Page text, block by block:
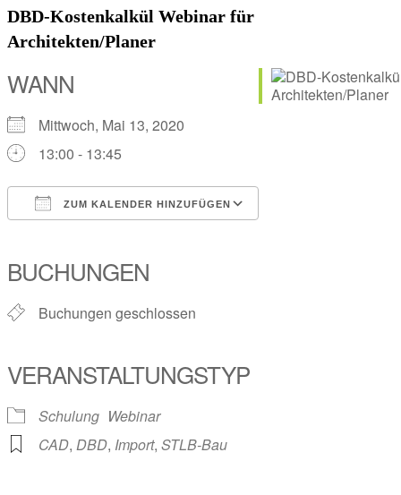
DBD-Kostenkalkül Webinar für
Architekten/Planer
WANN
Mittwoch, Mai 13, 2020
13:00 - 13:45
ZUM KALENDER HINZUFÜGEN
BUCHUNGEN
Buchungen geschlossen
VERANSTALTUNGSTYP
Schulung Webinar
CAD, DBD, Import, STLB-Bau